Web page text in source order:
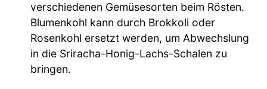
verschiedenen Gemüsesorten beim Rösten.
Blumenkohl kann durch Brokkoli oder
Rosenkohl ersetzt werden, um Abwechslung
in die Sriracha-Honig-Lachs-Schalen zu
bringen.